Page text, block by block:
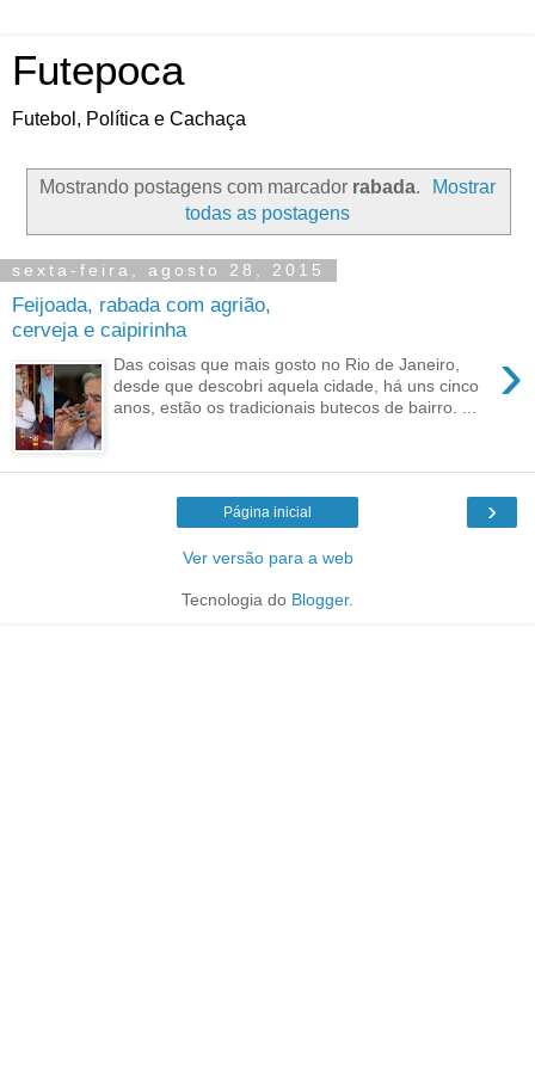
Futepoca
Futebol, Política e Cachaça
Mostrando postagens com marcador rabada.
Mostrar
todas as postagens
sexta-feira, agosto 28, 2015
Feijoada, rabada com agrião,
cerveja e caipirinha
›
Das coisas que mais gosto no Rio de Janeiro,
desde que descobri aquela cidade, há uns cinco
anos, estão os tradicionais butecos de bairro. ...
›
Página inicial
Ver versão para a web
Tecnologia do Blogger.